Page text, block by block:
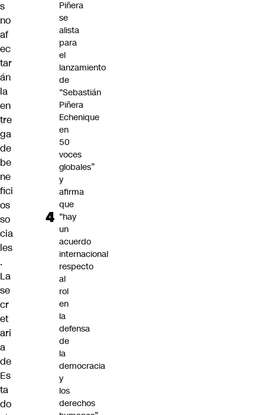
s
no
af
ec
tar
án
la
en
tre
ga
de
be
ne
fici
os
so
cia
les
.
La
se
cr
et
ari
a
de
Es
ta
do
Piñera
se
alista
para
el
lanzamiento
de
“Sebastián
Piñera
Echenique
en
50
voces
globales”
y
afirma
que
“hay
un
acuerdo
internacional
respecto
al
rol
en
la
defensa
de
la
democracia
y
los
derechos